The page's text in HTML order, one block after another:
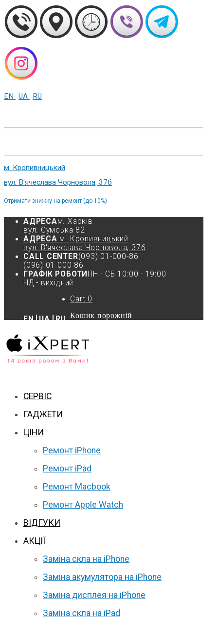
EN UA RU
м. Кропивницький
вул. В'ячеслава Чорновола, 37б
Отримати знижку на ремонт (до 10%)
АДРЕСАм. Харків
вул. Cумська 82
АДРЕСА м. Кропивницький
вул. В'ячеслава Чорновола, 37б
CALL CENTER(093) 01-000-86
(096) 01-000-86
ГРАФІК РОБОТИ ПН - СБ 10:00 - 19:00
НД - вихідний
EN UA RU
Cart 0
Кошик порожній
СЕРВІС
ГАДЖЕТИ
ЦІНИ
Ремонт iPhone
Ремонт iPad
Ремонт Macbook
Ремонт Apple Watch
ВІДГУКИ
АКЦІЇ
Заміна скла на iPhone
Заміна акумулятора на iPhone
Заміна дисплея на iPhone
Заміна скла на iPad